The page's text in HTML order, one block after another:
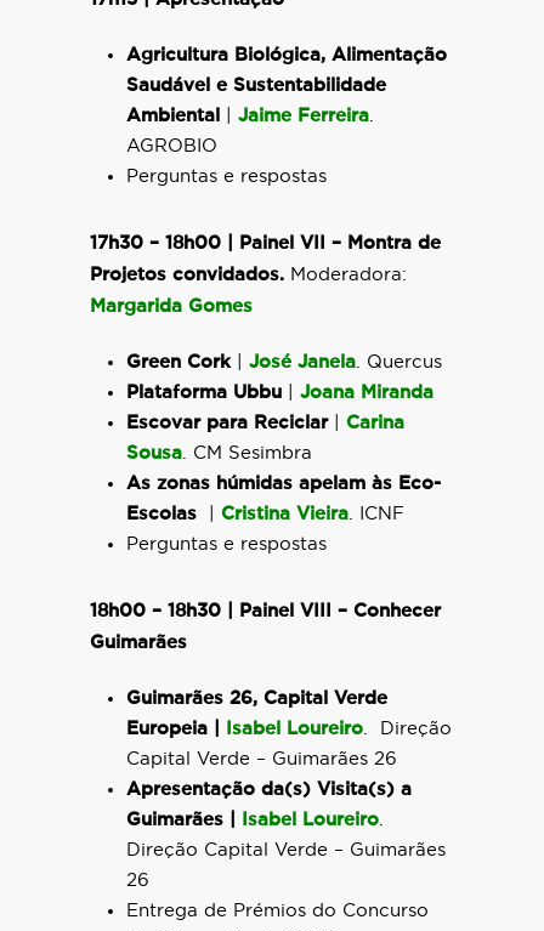
Agricultura Biológica, Alimentação
Saudável e Sustentabilidade
Ambiental
Jaime Ferreira.
AGROBIO
Perguntas e respostas
17h30 – 18h00 | Painel VII – Montra de
Projetos convidados. Moderadora:
Margarida Gomes
Green Cork| José Janela. Quercus
Plataforma Ubbu
Joana Miranda
Escovar para Reciclar| Carina
Sousa. CM Sesimbra
As zonas húmidas apelam às Eco-
Escolas
Cristina Vieira. ICNF
Perguntas e respostas
18h00 – 18h30 | Painel VIII – Conhecer
Guimarães
Guimarães 26, Capital Verde
Europeia |
Isabel Loureiro. Direção
Capital Verde – Guimarães 26
Apresentação da(s) Visita(s) a
Guimarães |
Isabel Loureiro.
Direção Capital Verde – Guimarães
26
Entrega de Prémios do Concurso